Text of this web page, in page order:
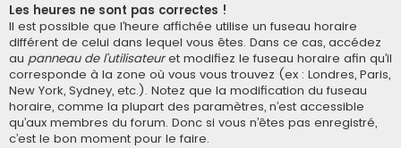
Les heures ne sont pas correctes !
Il est possible que l’heure affichée utilise un fuseau horaire
différent de celui dans lequel vous êtes. Dans ce cas, accédez
au panneau de l’utilisateuret modifiez le fuseau horaire afin qu’il
corresponde à la zone où vous vous trouvez (ex : Londres, Paris,
New York, Sydney, etc.). Notez que la modification du fuseau
horaire, comme la plupart des paramètres, n’est accessible
qu’aux membres du forum. Donc si vous n’êtes pas enregistré,
c’est le bon moment pour le faire.